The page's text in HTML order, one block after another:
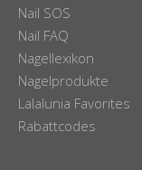
Nail SOS
Nail FAQ
Nagellexikon
Nagelprodukte
Lalalunia Favorites
Rabattcodes